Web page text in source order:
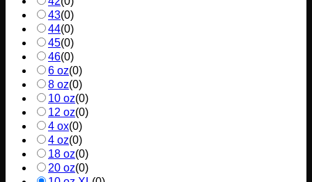
43(0)
44(0)
45(0)
46(0)
6 oz(0)
8 oz(0)
10 oz(0)
12 oz(0)
4 ox(0)
4 oz(0)
18 oz(0)
20 oz(0)